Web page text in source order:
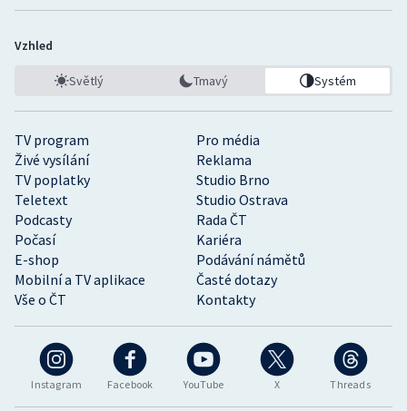
Instagram Facebook YouTube X Threads
TV program
Pro média
Živé vysílání
Reklama
TV poplatky
Studio Brno
Teletext
Studio Ostrava
Podcasty
Rada ČT
Počasí
Kariéra
E-shop
Podávání námětů
Mobilní a TV aplikace
Časté dotazy
Vše o ČT
Kontakty
Vzhled
Světlý Tmavý Systém